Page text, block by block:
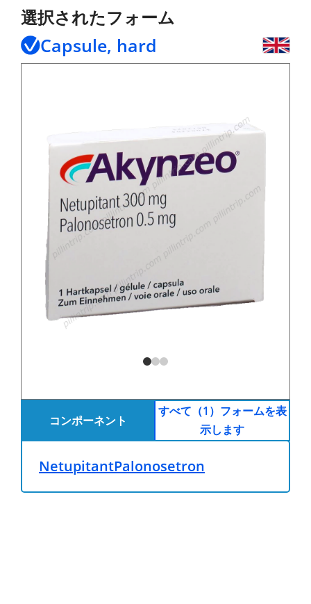
選択されたフォーム
Capsule, hard
コンポーネント
すべて（1）フォームを表
示します
NetupitantPalonosetron